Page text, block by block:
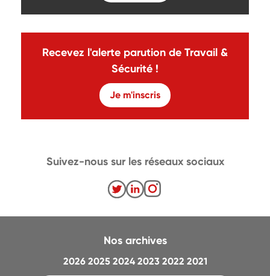
Recevez l'alerte parution de Travail &
Sécurité !
Je m'inscris
Nos archives
2026 2025 2024 2023 2022 2021
Suivez-nous sur les réseaux sociaux